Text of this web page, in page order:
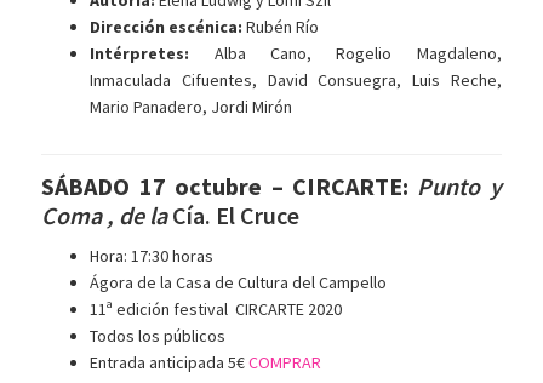
Dirección escénica:Rubén Río
Intérpretes: Alba Cano, Rogelio Magdaleno,
Inmaculada Cifuentes, David Consuegra, Luis Reche,
Mario Panadero, Jordi Mirón
SÁBADO 17 octubre – CIRCARTE: Punto y
Coma , de laCía. El Cruce
Hora: 17:30 horas
Ágora de la Casa de Cultura del Campello
11ª edición festival CIRCARTE 2020
Todos los públicos
Entrada anticipada 5€COMPRAR